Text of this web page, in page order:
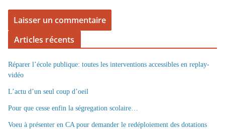
Articles récents
Réparer l’école publique: toutes les interventions accessibles en replay-
vidéo
L’actu d’un seul coup d’oeil
Pour que cesse enfin la ségregation scolaire…
Voeu à présenter en CA pour demander le redéploiement des dotations